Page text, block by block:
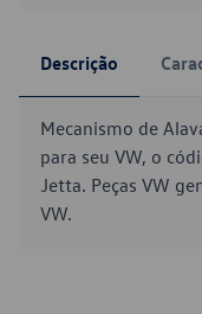
Descrição
Mecanismo de
para seu VW, o
Jetta. Peças VW
VW.